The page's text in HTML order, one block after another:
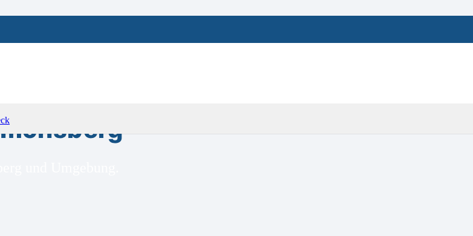
und Umgebung.